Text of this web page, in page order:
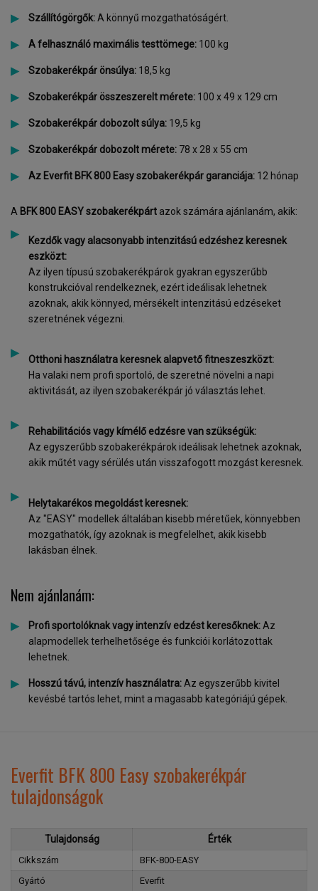
Szállítógörgők:A könnyű mozgathatóságért.
A felhasználó maximális testtömege: 100 kg
Szobakerékpár önsúlya: 18,5 kg
Szobakerékpár összeszerelt mérete: 100 x 49 x 129 cm
Szobakerékpár dobozolt súlya: 19,5 kg
Szobakerékpár dobozolt mérete: 78 x 28 x 55 cm
Az Everfit BFK 800 Easy szobakerékpár garanciája: 12 hónap
A BFK 800 EASY szobakerékpárt azok számára ajánlanám, akik:
Kezdők vagy alacsonyabb intenzitású edzéshez keresnek
eszközt:
Az ilyen típusú szobakerékpárok gyakran egyszerűbb
konstrukcióval rendelkeznek, ezért ideálisak lehetnek
azoknak, akik könnyed, mérsékelt intenzitású edzéseket
szeretnének végezni.
Otthoni használatra keresnek alapvető fitneszeszközt:
Ha valaki nem profi sportoló, de szeretné növelni a napi
aktivitását, az ilyen szobakerékpár jó választás lehet.
Rehabilitációs vagy kímélő edzésre van szükségük:
Az egyszerűbb szobakerékpárok ideálisak lehetnek azoknak,
akik műtét vagy sérülés után visszafogott mozgást keresnek.
Helytakarékos megoldást keresnek:
Az "EASY" modellek általában kisebb méretűek, könnyebben
mozgathatók, így azoknak is megfelelhet, akik kisebb
lakásban élnek.
Nem ajánlanám:
Profi sportolóknak vagy intenzív edzést keresőknek:Az
alapmodellek terhelhetősége és funkciói korlátozottak
lehetnek.
Hosszú távú, intenzív használatra:Az egyszerűbb kivitel
kevésbé tartós lehet, mint a magasabb kategóriájú gépek.
Everfit BFK 800 Easy szobakerékpár
tulajdonságok
Tulajdonság Érték
Cikkszám
BFK-800-EASY
Gyártó
Everfit